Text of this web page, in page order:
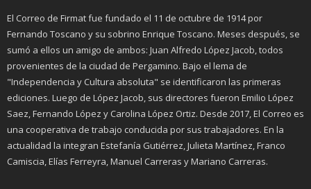
El Correo de Firmat fue fundado el 11 de octubre de 1914 por
Fernando Toscano y su sobrino Enrique Toscano. Meses después, se
sumó a ellos un amigo de ambos: Juan Alfredo López Jacob, todos
provenientes de la ciudad de Pergamino. Bajo el lema de
"Independencia y Cultura absoluta" se identificaron las primeras
ediciones. Luego de López Jacob, sus directores fueron Emilio López
Saez, Fernando López y Carolina López Ortiz. Desde 2017, El Correo es
una cooperativa de trabajo conducida por sus trabajadores. En la
actualidad la integran Estefanía Gutiérrez, Julieta Martínez, Franco
Camiscia, Elías Ferreyra, Manuel Carreras y Mariano Carreras.